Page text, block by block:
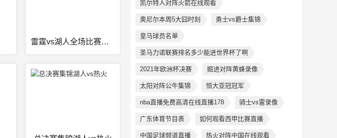
雷霆vs湖人全场比赛视频回放
凯尔特人对阵火箭在线观看
奥尼尔本周5大囧时刻 勇士vs爵士集锦
皇马球员名单
圣马力诺联赛排名多少能进世界杯了啊
2021年欧洲杯决赛 掘进对阵黄蜂录像
太阳对阵公牛集锦 恒大亚冠冠军
nba直播免费高清在线直播178 骑士vs雷录像
广东体育节目表 如何观看西甲比赛直播
中国足球频道直播 热火对阵中国在线观看